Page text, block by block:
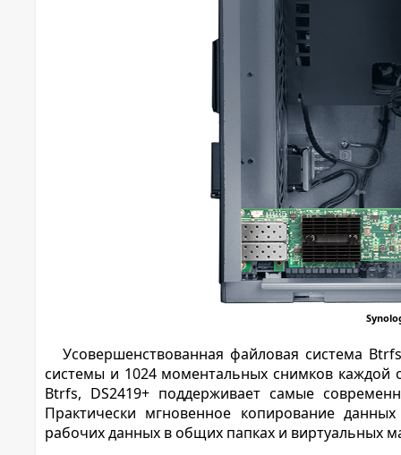
Усовершенствованная файловая система
системы и 1024 моментальных снимков
Btrfs, DS2419+ поддерживает самые
Практически мгновенное копирование
рабочих данных в общих папках и виртуальных